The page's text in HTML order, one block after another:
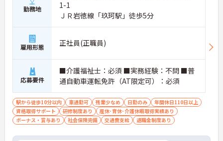
勤務地
1-1
ＪＲ岩徳線「玖珂駅」徒歩5分
雇用形態 正社員(正職員)
応募要件
■介護福祉士：必須 ■実務経験：不問 ■普
通自動車運転免許（AT限定可）：必須
駅から徒歩10分以内 車通勤可 残業少なめ 日勤のみ
年間休日110日以上
資格取得サポート
研修制度あり
産休･育休･介護休暇取得実績あり
ボーナス・賞与あり
社会保険完備 交通費支給 退職金制度あり